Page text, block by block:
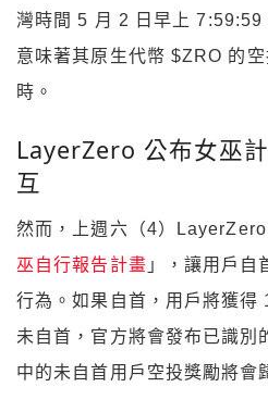
灣時間 5 月 2 日早上 7:59:59
意味著其原生代幣 $ZRO 的
時。
LayerZero 公布女巫
互
然而，上週六（4）
巫自行報告計畫 」，讓用戶自
行為。如果自首，用戶將獲得
未自首，官方將會發布已識別
中的未自首用戶空投獎勵將會